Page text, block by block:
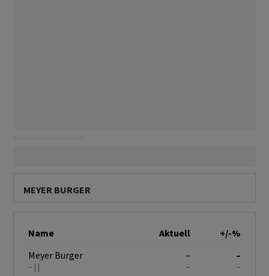
MEYER BURGER
Name Aktuell
+/-%
Meyer Burger
–
–
–
–
–